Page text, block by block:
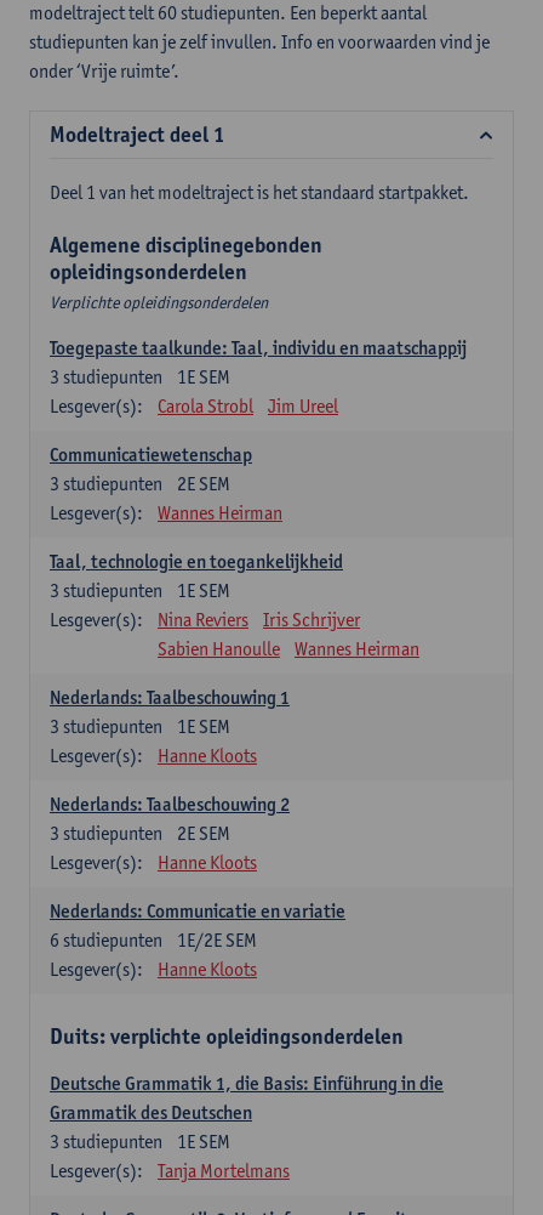
modeltraject telt 60 studiepunten. Een beperkt aantal
studiepunten kan je zelf invullen. Info en voorwaarden vind je
onder ‘Vrije ruimte’.
Modeltraject deel 1
Deel 1 van het modeltraject is het standaard startpakket.
Algemene disciplinegebonden
opleidingsonderdelen
Verplichte opleidingsonderdelen
Toegepaste taalkunde: Taal, individu en maatschappij
1E SEM
3 studiepunten
Lesgever(s):
Carola Strobl Jim Ureel
Communicatiewetenschap
2E SEM
3 studiepunten
Lesgever(s):
Wannes Heirman
Taal, technologie en toegankelijkheid
1E SEM
3 studiepunten
Lesgever(s):
Nina Reviers
Iris Schrijver
Sabien Hanoulle
Wannes Heirman
Nederlands: Taalbeschouwing 1
1E SEM
3 studiepunten
Lesgever(s):
Hanne Kloots
Nederlands: Taalbeschouwing 2
2E SEM
3 studiepunten
Lesgever(s):
Hanne Kloots
Nederlands: Communicatie en variatie
1E/2E SEM
6 studiepunten
Lesgever(s):
Hanne Kloots
Duits: verplichte opleidingsonderdelen
Deutsche Grammatik 1, die Basis: Einführung in die
Grammatik des Deutschen
1E SEM
3 studiepunten
Lesgever(s):
Tanja Mortelmans